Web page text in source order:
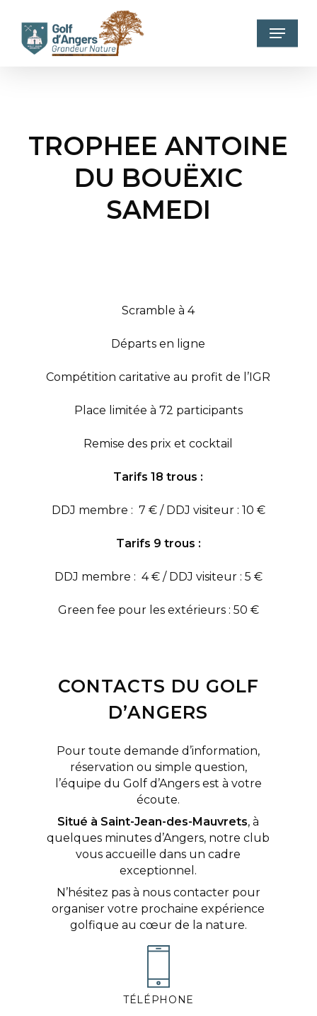
main
content
Menu
TROPHEE ANTOINE
DU BOUËXIC
SAMEDI
Scramble à 4
Départs en ligne
Compétition caritative au profit de l’IGR
Place limitée à 72 participants
Remise des prix et cocktail
Tarifs 18 trous :
DDJ membre : 7 € / DDJ visiteur : 10 €
Tarifs 9 trous :
DDJ membre : 4 € / DDJ visiteur : 5 €
Green fee pour les extérieurs : 50 €
CONTACTS DU GOLF
D’ANGERS
Pour toute demande d’information,
réservation ou simple question,
l’équipe du Golf d’Angers est à votre
écoute.
Situé à Saint-Jean-des-Mauvrets, à
quelques minutes d’Angers, notre club
vous accueille dans un cadre
exceptionnel.
N’hésitez pas à nous contacter pour
organiser votre prochaine expérience
golfique au cœur de la nature.
TÉLÉPHONE